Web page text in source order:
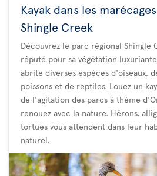
Kayak dans les
Shingle Creek
Découvrez le parc régional Shingle
réputé pour sa végétation
abrite diverses espèces d'oiseaux,
poissons et de reptiles. Louez un
de l'agitation des parcs à thème
renouez avec la nature. Hérons,
tortues vous attendent dans leur
naturel.